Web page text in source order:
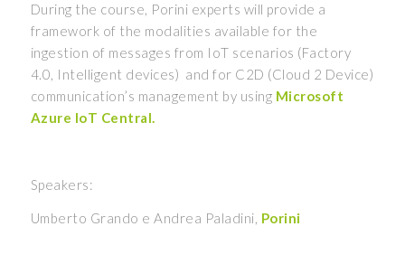
During the course, Porini experts will provide a
framework of the modalities available for the
ingestion of messages from IoT scenarios (Factory
4.0, Intelligent devices) and for C2D (Cloud 2 Device)
communication’s management by using Microsoft
Azure IoT Central.
Speakers:
Umberto Grando e Andrea Paladini, Porini